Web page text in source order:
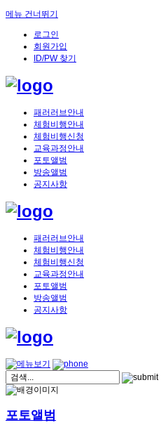
메뉴 건너뛰기
로그인
회원가입
ID/PW 찾기
패러러브안내
체험비행안내
체험비행신청
교육과정안내
포토앨범
방송앨범
공지사항
패러러브안내
체험비행안내
체험비행신청
교육과정안내
포토앨범
방송앨범
공지사항
포토앨범